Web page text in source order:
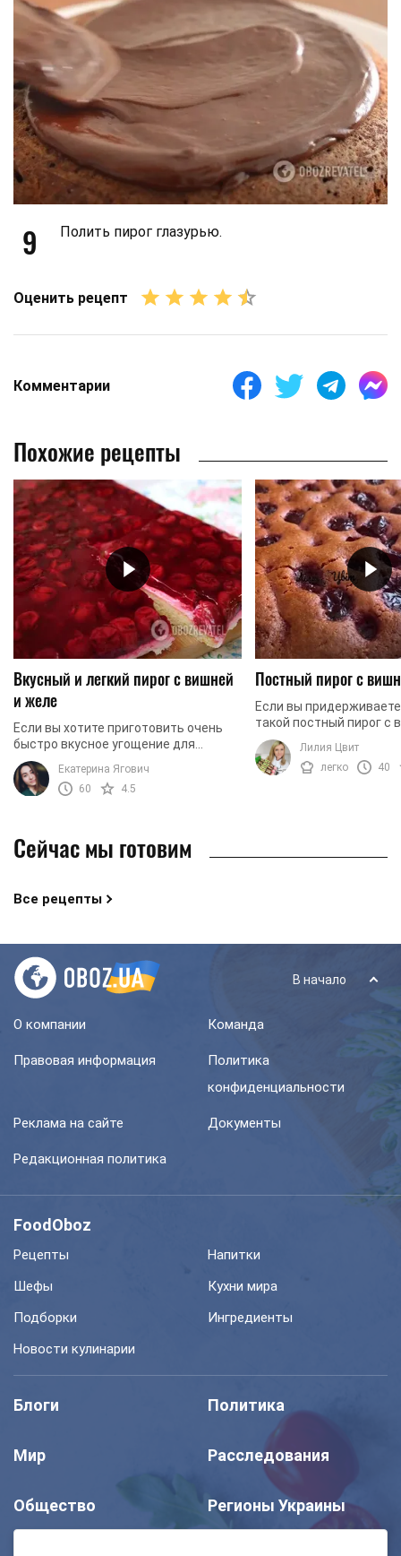
9 Полить пирог глазурью.
Оценить рецепт
Комментарии
Похожие рецепты
Вкусный и легкий пирог с вишней
и желе
Если вы хотите приготовить очень
быстро вкусное угощение для
праздничного стола, выбирайте
вишневый пирог. Ведь он в меру
сладкий и очень просто ...
Екатерина Ягович
60
4.5
Постный пирог с
Если вы
такой постный пирог с
станет отличным
Он готовится без яиц,
масла и молочной ...
Лилия Цвит
легко
40
Сейчас мы готовим
Все рецепты
В начало
О компании Команда
Правовая информация
Политика
конфиденциальности
Реклама на сайте Документы
Редакционная политика
FoodOboz
Рецепты
Напитки
Шефы
Кухни мира
Подборки
Ингредиенты
Новости кулинарии
Блоги Политика
Мир Расследования
Общество Регионы Украины